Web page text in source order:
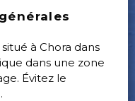
à Chora dans
dans une zone
Évitez le